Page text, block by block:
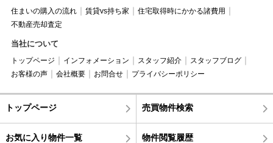
住まいの購入の流れ 賃貸vs持ち家
住宅取得時にかかる諸費用
不動産売却査定
当社について
トップページ インフォメーション スタッフ紹介
スタッフブログ
お客様の声
会社概要 お問合せ プライバシーポリシー
トップページ 売買物件検索
お気に入り物件一覧 物件閲覧履歴